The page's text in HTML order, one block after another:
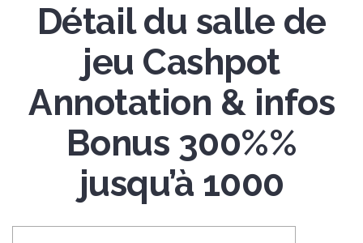
Détail du salle de
jeu Cashpot
Annotation & infos
Bonus 300%%
jusqu’à 1000